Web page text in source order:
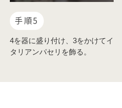
手順5
4を器に盛り付け、3をかけてイ
タリアンパセリを飾る。